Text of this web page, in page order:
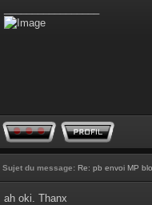
Sujet du message: Re: pb envoi MP
ah oki. Thanx